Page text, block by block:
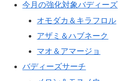
今月の強化対象バディーズ
オモダカ＆キラフロル
アザミ＆ハブネーク
マオ＆アマージョ
バディーズサーチ